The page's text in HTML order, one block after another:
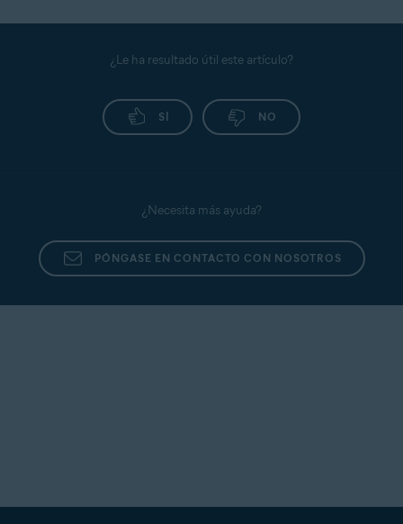
¿Le ha resultado útil este artículo?
SÍ NO
¿Necesita más ayuda?
PÓNGASE EN CONTACTO CON NOSOTROS